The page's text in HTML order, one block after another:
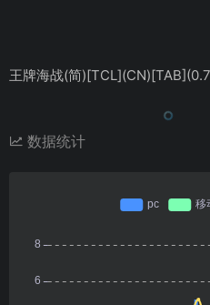
王牌海战(简
数据统计